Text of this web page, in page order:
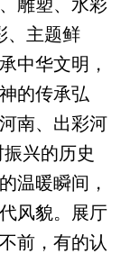
雕塑、水彩
、主题鲜
中华文明，
的传承弘
南、出彩河
兴的历史
温暖瞬间，
风貌。展厅
前，有的认